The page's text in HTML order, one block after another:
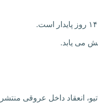
می یابد.
انعقاد داخل عروقی منتشر